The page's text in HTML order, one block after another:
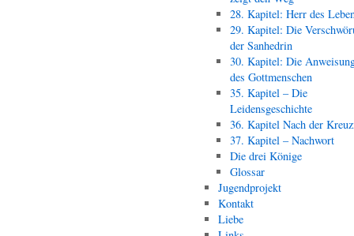
28. Kapitel: Herr des
29. Kapitel: Die
der Sanhedrin
30. Kapitel: Die
des Gottmenschen
35. Kapitel – Die
Leidensgeschichte
36. Kapitel Nach der
37. Kapitel – Nachwort
Die drei Könige
Glossar
Jugendprojekt
Kontakt
Liebe